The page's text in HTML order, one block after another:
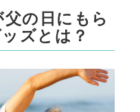
の日にもら
ズとは？